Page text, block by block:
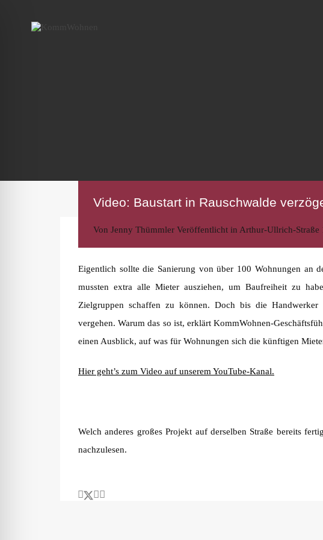
Video: Baustart in Rauschwalde
Von Jenny Thümmler Veröffentlicht in Arthur-Ullrich-Straße
Eigentlich sollte die Sanierung von über 100 Wohnungen an
mussten extra alle Mieter ausziehen, um Baufreiheit zu
Zielgruppen schaffen zu können. Doch bis die
vergehen. Warum das so ist, erklärt KommWohnen-
einen Ausblick, auf was für Wohnungen sich die künftigen
Hier geht’s zum Video auf unserem YouTube-Kanal.
Welch anderes großes Projekt auf derselben Straße bereits
nachzulesen.